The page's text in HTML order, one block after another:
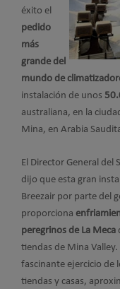
éxito el
pedido
más
grande del
mundo de
instalación de unos
australiana, en la
Mina, en Arabia
El Director General del
dijo que esta gran
Breezair por parte del
proporciona
peregrinos de La Meca
tiendas de Mina
fascinante ejercicio de
tiendas y casas,